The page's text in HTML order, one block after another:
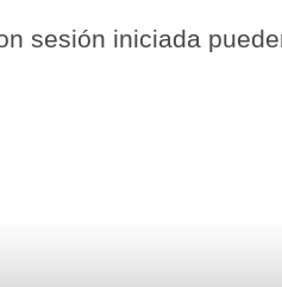
sesión iniciada